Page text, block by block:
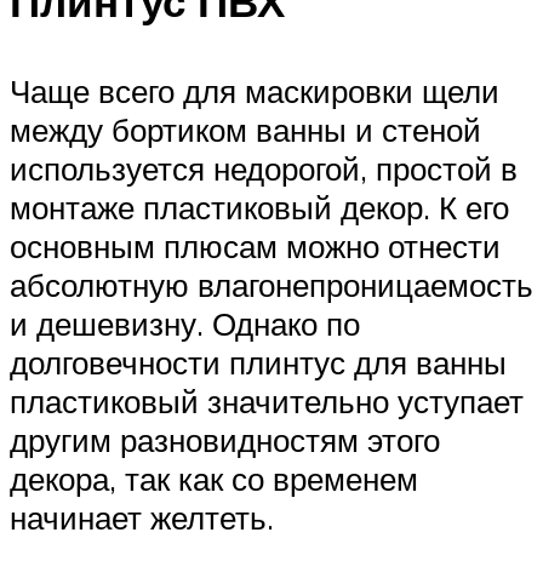
Чаще всего для маскировки щели
между бортиком ванны и стеной
используется недорогой, простой в
монтаже пластиковый декор. К его
основным плюсам можно отнести
абсолютную влагонепроницаемость
и дешевизну. Однако по
долговечности плинтус для ванны
пластиковый значительно уступает
другим разновидностям этого
декора, так как со временем
начинает желтеть.